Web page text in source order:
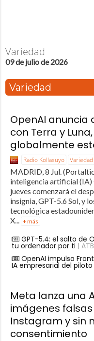
Variedad
09 de julio de 2026
Variedad
OpenAI anuncia
con Terra y
globalmente
Radio Kollasuyo Variedad
MADRID, 8 Jul.
inteligencia artificial (IA)
jueves comenzará el
insignia, GPT-5.6 Sol, y
tecnológica
X...
+ más
GPT-5.4: el salto de
tu ordenador por ti | ATB
OpenAI impulsa
IA empresarial del
Meta lanza una
imágenes
Instagram y sin
consentimiento